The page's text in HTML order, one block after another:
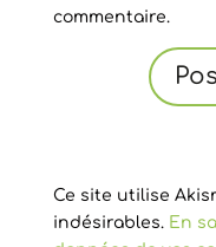
commentaire.
Ce site utilise
indésirables. En